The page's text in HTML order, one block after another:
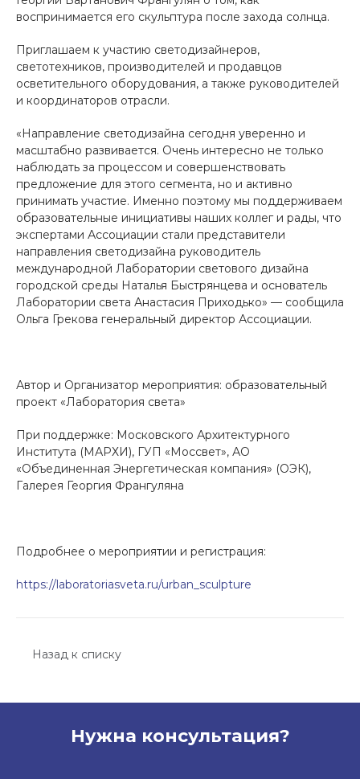
воспринимается его скульптура после захода солнца.
Приглашаем к участию светодизайнеров,
светотехников, производителей и продавцов
осветительного оборудования, а также руководителей
и координаторов отрасли.
«Направление светодизайна сегодня уверенно и
масштабно развивается. Очень интересно не только
наблюдать за процессом и совершенствовать
предложение для этого сегмента, но и активно
принимать участие. Именно поэтому мы поддерживаем
образовательные инициативы наших коллег и рады, что
экспертами Ассоциации стали представители
направления светодизайна руководитель
международной Лаборатории светового дизайна
городской среды Наталья Быстрянцева и основатель
Лаборатории света Анастасия Приходько» — сообщила
Ольга Грекова генеральный директор Ассоциации.
Автор и Организатор мероприятия: образовательный
проект «Лаборатория света»
При поддержке: Московского Архитектурного
Института (МАРХИ), ГУП «Моссвет», АО
«Объединенная Энергетическая компания» (ОЭК),
Галерея Георгия Франгуляна
Подробнее о мероприятии и регистрация:
https://laboratoriasveta.ru/urban_sculpture
Назад к списку
Нужна консультация?